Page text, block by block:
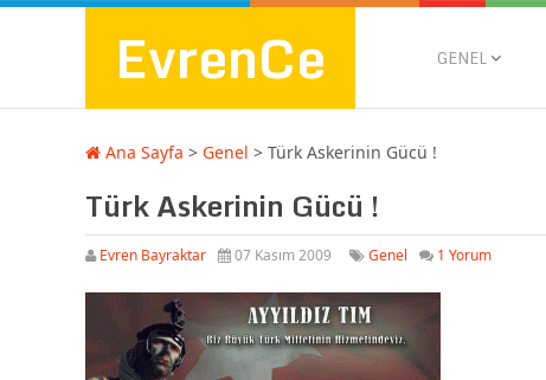
EvrenCe GENEL
Ana Sayfa > Genel > Türk Askerinin Gücü !
Türk Askerinin Gücü !
Evren Bayraktar 07 Kasım 2009 Genel 1 Yorum